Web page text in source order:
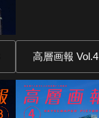
高層画報 Vol.4